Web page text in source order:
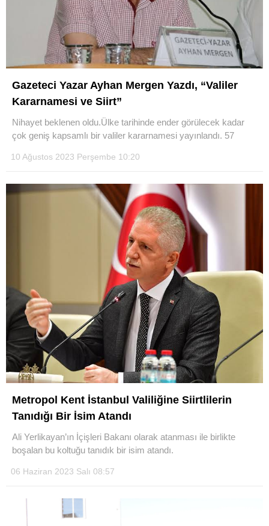
Gazeteci Yazar Ayhan Mergen Yazdı, “Valiler
Kararnamesi ve Siirt”
Nihayet beklenen oldu.Ülke tarihinde ender görülecek kadar
çok geniş kapsamlı bir valiler kararnamesi yayınlandı. 57
10 Ağustos 2023 Perşembe 10:20
Metropol Kent İstanbul Valiliğine Siirtlilerin
Tanıdığı Bir İsim Atandı
Ali Yerlikayan’ın İçişleri Bakanı olarak atanması ile birlikte
boşalan bu koltuğu tanıdık bir isim atandı.
06 Haziran 2023 Salı 08:57